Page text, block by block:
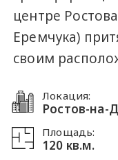
центре
Еремчука)
своим
Локация:
Ростов-на-
Площадь:
120 кв.м.